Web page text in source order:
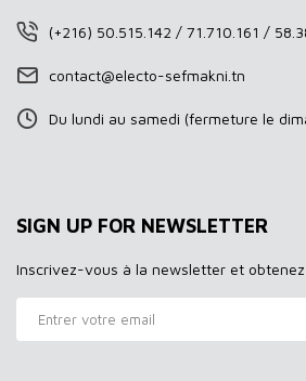
(+216) 50.515.142 / 71.710.161 /
contact@electo-sefmakni.tn
Du lundi au samedi (fermeture le
SIGN UP FOR NEWSLETTER
Inscrivez-vous à la newsletter et